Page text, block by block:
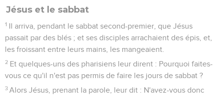
Jésus et le sabbat
1 Il arriva, pendant le sabbat second-premier, que Jésus
passait par des blés ; et ses disciples arrachaient des épis, et,
les froissant entre leurs mains, les mangeaient.
2 Et quelques-uns des pharisiens leur dirent : Pourquoi faites-
vous ce qu'il n'est pas permis de faire les jours de sabbat ?
3 Alors Jésus, prenant la parole, leur dit : N'avez-vous donc